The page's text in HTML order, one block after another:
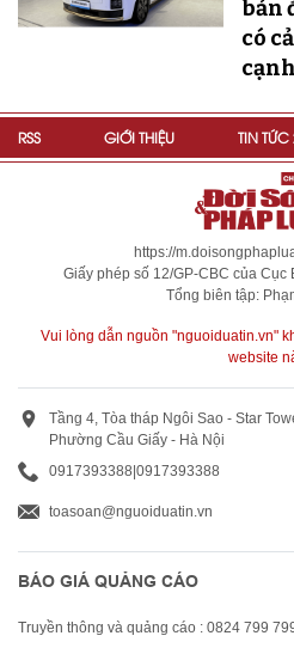
bản
có
RSS GIỚI THIỆU TIN
https://
Giấy phép số 12/GP-CBC của
Tổng biên tập:
Vui lòng dẫn nguồn "nguoiduatin.vn"
website
Tầng 4, Tòa tháp Ngôi Sao - Star
Phường Cầu Giấy - Hà Nội
0917393388|0917393388
toasoan@nguoiduatin.vn
BÁO GIÁ QUẢNG CÁO
Truyền thông và quảng cáo : 0824 799